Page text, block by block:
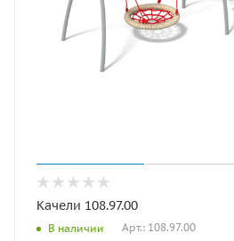
Качели 108.97.00
В наличии Арт.: 108.97.00